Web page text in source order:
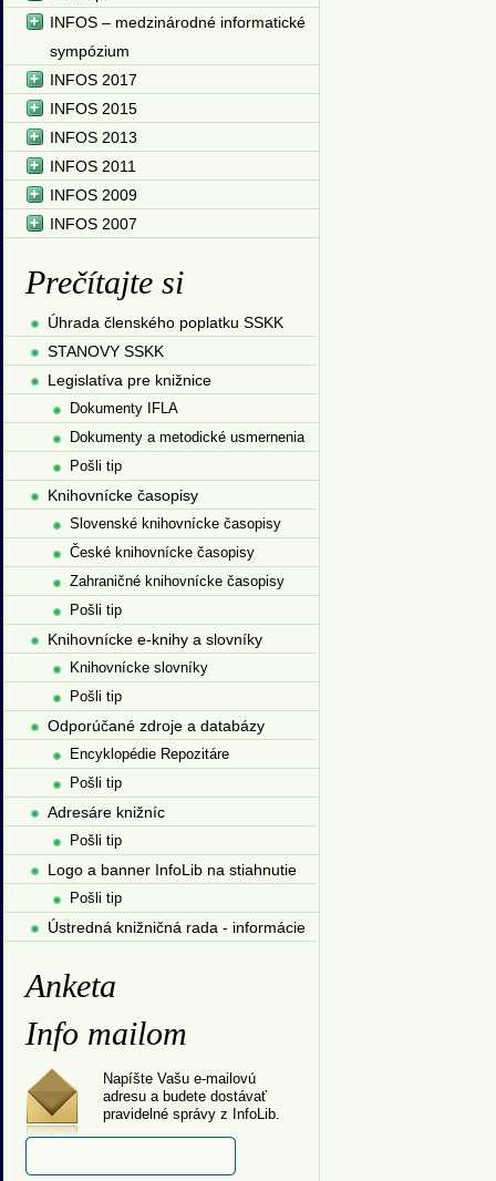
INFOS – medzinárodné informatické
sympózium
INFOS 2017
INFOS 2015
INFOS 2013
INFOS 2011
INFOS 2009
INFOS 2007
Prečítajte si
Úhrada členského poplatku SSKK
STANOVY SSKK
Legislatíva pre knižnice
Dokumenty IFLA
Dokumenty a metodické usmernenia
Pošli tip
Knihovnícke časopisy
Slovenské knihovnícke časopisy
České knihovnícke časopisy
Zahraničné knihovnícke časopisy
Pošli tip
Knihovnícke e-knihy a slovníky
Knihovnícke slovníky
Pošli tip
Odporúčané zdroje a databázy
Encyklopédie Repozitáre
Pošli tip
Adresáre knižníc
Pošli tip
Logo a banner InfoLib na stiahnutie
Pošli tip
Ústredná knižničná rada - informácie
Anketa
Info mailom
Napíšte Vašu e-mailovú
adresu a budete dostávať
pravidelné správy z InfoLib.